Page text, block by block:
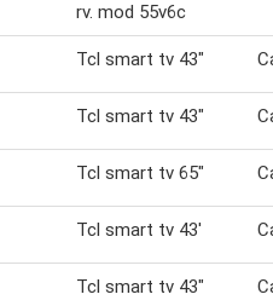
rv. mod 55v6c
Tcl smart tv 43"
Tcl smart tv 43"
Tcl smart tv 65"
Tcl smart tv 43'
Tcl smart tv 43"